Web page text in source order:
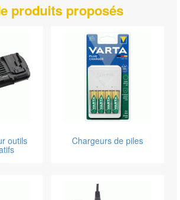
produits proposés
outils Chargeurs de piles